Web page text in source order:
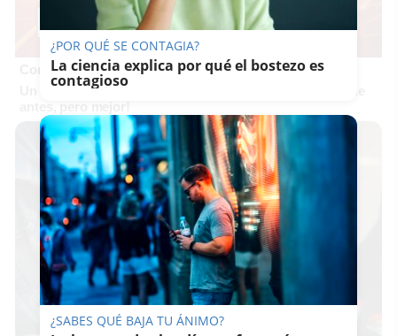
Corepunk MMORPG
Un verdadero MMORPG de la vieja escuela ¡Cómo los de
antes, pero mejor!
¿POR QUÉ SE CONTAGIA?
La ciencia explica por qué el bostezo es
contagioso
¿SABES QUÉ BAJA TU ÁNIMO?